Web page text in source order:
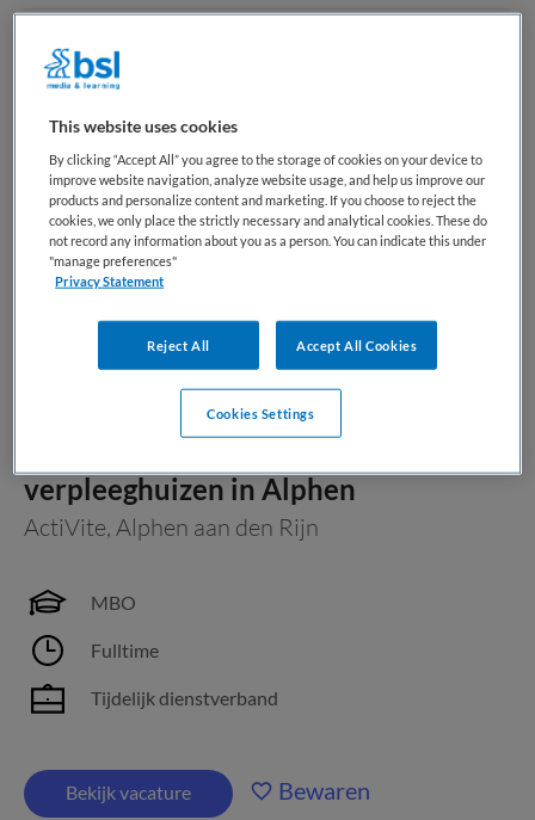
Tandheelkunde
Verpleegkunde(1766)
Zorgmanagement (340)
Meest recente vacatures op Medische
banenbank | Werk(t) in zorg en welzijn
verpleeghuizen in Alphen
ActiVite, Alphen aan den Rijn
MBO
Fulltime
Tijdelijk dienstverband
Bekijk vacature Bewaren
This website uses cookies
By clicking “Accept All” you agree to the storage of cookies on your device to
improve website navigation, analyze website usage, and help us improve our
products and personalize content and marketing. If you choose to reject the
cookies, we only place the strictly necessary and analytical cookies. These do
not record any information about you as a person. You can indicate this under
"manage preferences"
Privacy Statement
Reject All Accept All Cookies
Cookies Settings